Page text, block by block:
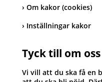
Om kakor (cookies)
Inställningar kakor
Tyck till om oss
Vi vill att du ska få en